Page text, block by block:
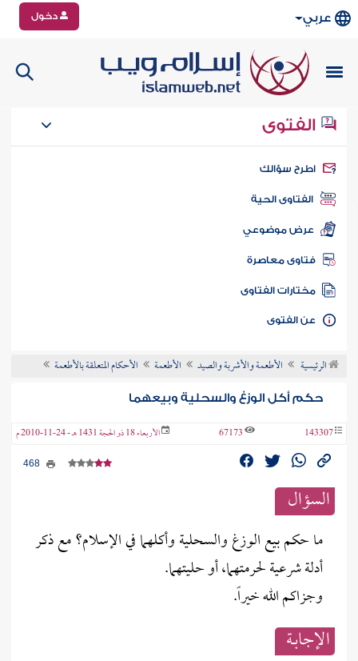
عربي دخول
الفتوى
سؤالك
الفتاوى الحية
عرض موضوعي
فتاوى معاصرة
مختارات الفتاوى
الفتوى
الرئيسية الأطعمة والأشربة والصيد الأطعمة الأحكام المتعلقة بالأطعمة
حكم أكل الوزغ والسحلية وبيعهما
143307
67173 الأربعاء 18 ذو الحجة 1431 هـ - 24-11-2010 م
السؤال
ما حكم بيع الوزغ والسحلية وأكلهما في الإسلام؟ مع ذكر
أدلة شرعية لحرمتهما، أو حليتهما.
وجزاكم الله خيراً.
الإجابــة